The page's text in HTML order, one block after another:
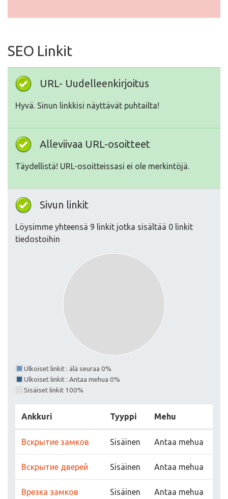
SEO Linkit
URL- Uudelleenkirjoitus
Hyvä. Sinun linkkisi näyttävät puhtailta!
Alleviivaa URL-osoitteet
Täydellistä! URL-osoitteissasi ei ole merkintöjä.
Sivun linkit
Löysimme yhteensä 9 linkit jotka sisältää 0 linkit
tiedostoihin
Ulkoiset linkit : älä seuraa 0%
Ulkoiset linkit : Antaa mehua 0%
Sisäiset linkit 100%
Ankkuri Tyyppi Mehu
Вскрытие замков Sisäinen Antaa mehua
Вскрытие дверей Sisäinen Antaa mehua
Врезка замков Sisäinen Antaa mehua